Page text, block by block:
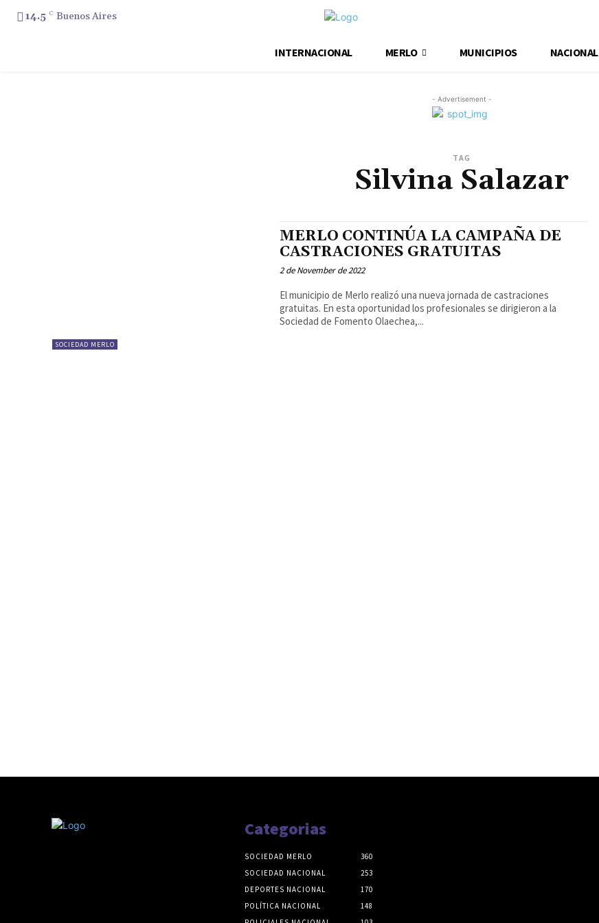
14.5 C Buenos Aires
INTERNACIONAL MERLO MUNICIPIOS NACIONAL
- Advertisement -
TAG
Silvina Salazar
SOCIEDAD MERLO
MERLO CONTINÚA LA CAMPAÑA DE
CASTRACIONES GRATUITAS
2 de November de 2022
El municipio de Merlo realizó una nueva jornada de castraciones
gratuitas. En esta oportunidad los profesionales se dirigieron a la
Sociedad de Fomento Olaechea,...
Categorias
SOCIEDAD MERLO
360
SOCIEDAD NACIONAL
253
DEPORTES NACIONAL
170
POLÍTICA NACIONAL
148